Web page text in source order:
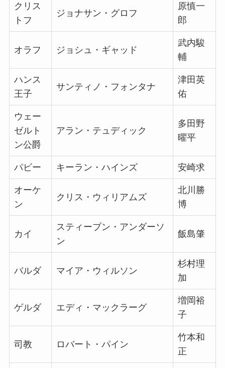
クリス
トフ
ジョナサン・グロフ
原慎一
郎
オラフ ジョシュ・ギャッド
武内駿
輔
ハンス
王子
サンティノ・フォンタナ
津田英
佑
ウェー
ゼルト
ン公爵
アラン・テュディック
多田野
曜平
パビー キーラン・ハインズ 安崎求
オーケ
ン
クリス・ウィリアムズ
北川勝
博
カイ
スティーブン・アンダーソ
ン
飯島肇
バルダ マイア・ウィルソン
杉村理
加
ゲルダ エディ・マックラーグ
増岡裕
子
司教 ロバート・パイン
竹本和
正